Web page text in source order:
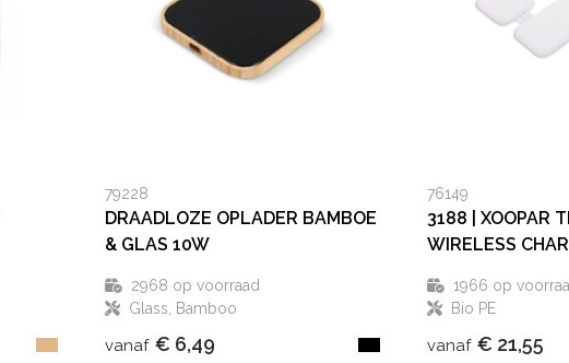
79228
DRAADLOZE OPLADER BAMBOE
& GLAS 10W
2968 op voorraad
Glass, Bamboo
vanaf € 6,49
76149
3188 | XOOPAR
WIRELESS
1966 op
Bio PE
vanaf € 21,55